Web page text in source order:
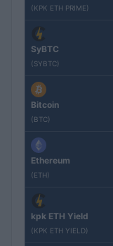
(KPK ETH PRIME)
SyBTC
(SYBTC)
Bitcoin
(BTC)
Ethereum
(ETH)
kpk ETH Yield
(KPK ETH YIELD)